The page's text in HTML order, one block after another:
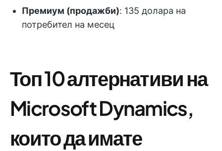
Премиум (продажби): 135 долара на
потребител на месец
Топ 10 алтернативи на
Microsoft Dynamics,
които да имате